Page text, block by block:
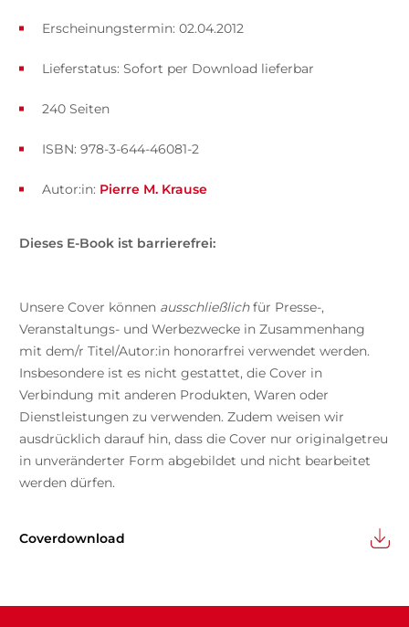
Erscheinungstermin: 02.04.2012
Lieferstatus: Sofort per Download lieferbar
ISBN: 978-3-644-46081-2
240 Seiten
Autor:in: Pierre M. Krause
Dieses E-Book ist barrierefrei:
Unsere Cover können ausschließlichfür Presse-,
Veranstaltungs- und Werbezwecke in Zusammenhang
mit dem/r Titel/Autor:in honorarfrei verwendet werden.
Insbesondere ist es nicht gestattet, die Cover in
Verbindung mit anderen Produkten, Waren oder
Dienstleistungen zu verwenden. Zudem weisen wir
ausdrücklich darauf hin, dass die Cover nur originalgetreu
in unveränderter Form abgebildet und nicht bearbeitet
werden dürfen.
Coverdownload